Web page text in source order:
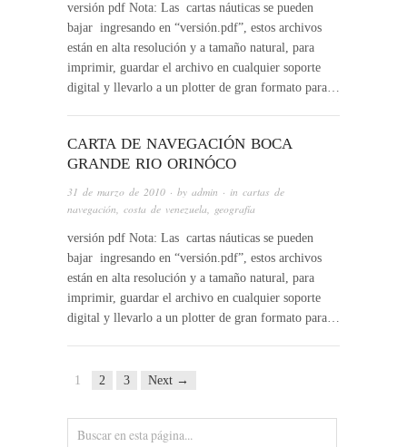
versión pdf Nota: Las cartas náuticas se pueden
bajar ingresando en “versión.pdf”, estos archivos
están en alta resolución y a tamaño natural, para
imprimir, guardar el archivo en cualquier soporte
digital y llevarlo a un plotter de gran formato para…
CARTA DE NAVEGACIÓN BOCA
GRANDE RIO ORINÓCO
31 de marzo de 2010 · by admin · in cartas de
navegación, costa de venezuela, geografía
versión pdf Nota: Las cartas náuticas se pueden
bajar ingresando en “versión.pdf”, estos archivos
están en alta resolución y a tamaño natural, para
imprimir, guardar el archivo en cualquier soporte
digital y llevarlo a un plotter de gran formato para…
1 2 3 Next →